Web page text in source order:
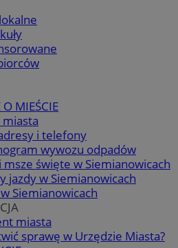
MIEŚCIE
i telefony
wywozu odpadów
msze święte w Siemianowicach
jazdy w Siemianowicach
Siemianowicach
miasta
sprawę w Urzędzie Miasta?